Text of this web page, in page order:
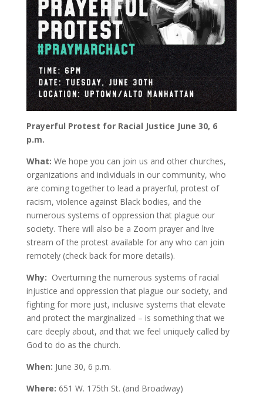
Prayerful Protest for Racial Justice June 30, 6
p.m.
What: We hope you can join us and other churches,
organizations and individuals in our community, who
are coming together to lead a prayerful, protest of
racism, violence against Black bodies, and the
numerous systems of oppression that plague our
society. There will also be a Zoom prayer and live
stream of the protest available for any who can join
remotely (check back for more details).
Why: Overturning the numerous systems of racial
injustice and oppression that plague our society, and
fighting for more just, inclusive systems that elevate
and protect the marginalized – is something that we
care deeply about, and that we feel uniquely called by
God to do as the church.
When: June 30, 6 p.m.
Where: 651 W. 175th St. (and Broadway)